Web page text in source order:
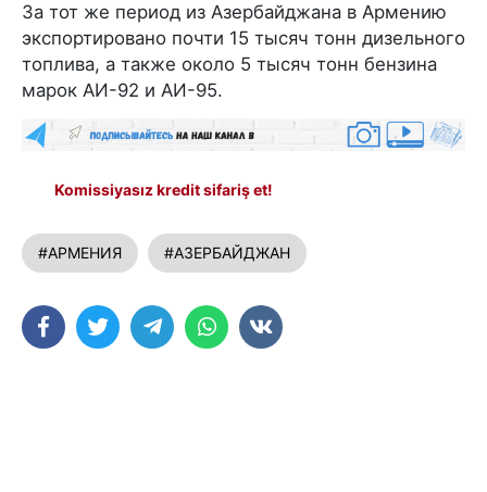
За тот же период из Азербайджана в Армению
экспортировано почти 15 тысяч тонн дизельного
топлива, а также около 5 тысяч тонн бензина
марок АИ-92 и АИ-95.
Komissiyasız kredit sifariş et!
#АРМЕНИЯ #АЗЕРБАЙДЖАН